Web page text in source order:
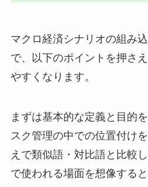
マクロ経済シナリオの組み
で、以下のポイントを押さ
やすくなります。
まずは基本的な定義と目的
スク管理の中での位置付け
えで類似語・対比語と比較
で使われる場面を想像する